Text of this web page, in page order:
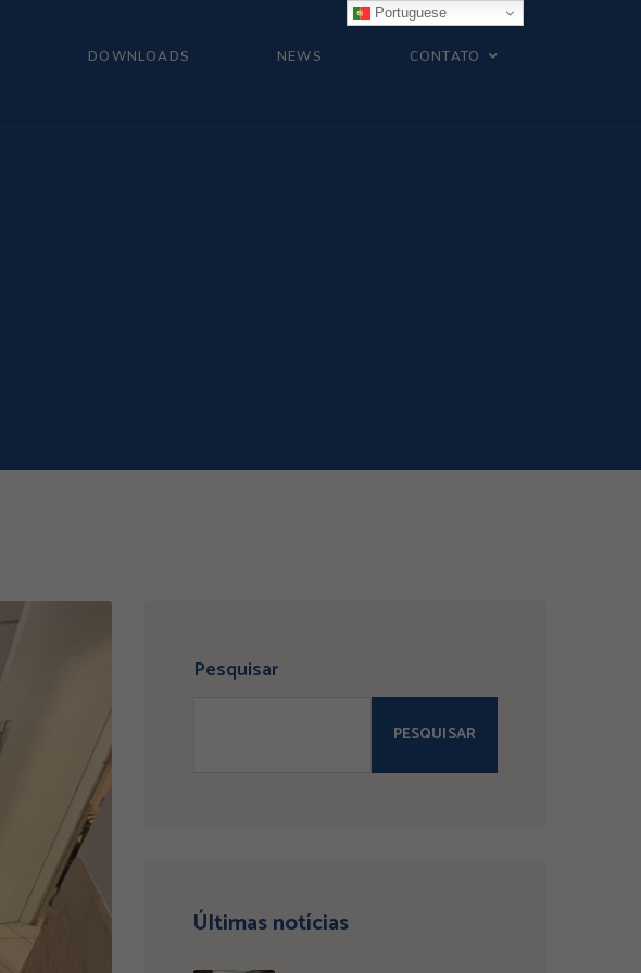
DOWNLOADS NEWS CONTATO
Pesquisar
PESQUISAR
Últimas notícias
Portuguese